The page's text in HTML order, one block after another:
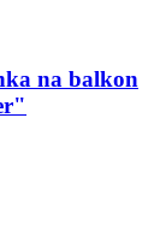
na balkon